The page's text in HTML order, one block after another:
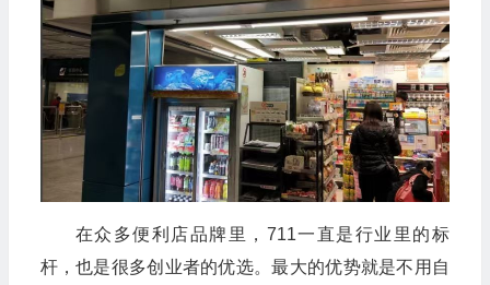
在众多便利店品牌里，711一直是行业里的标
杆，也是很多创业者的优选。最大的优势就是不用自